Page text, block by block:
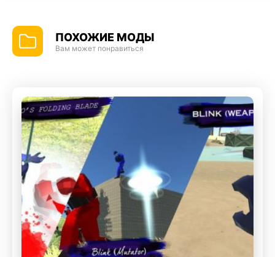
ПОХОЖИЕ МОДЫ
Вам может понравиться